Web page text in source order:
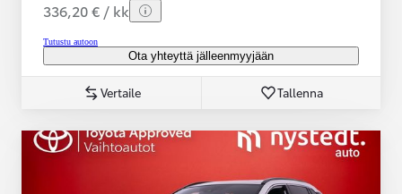
336,20 € / kk
Tutustu autoon
Ota yhteyttä jälleenmyyjään
Vertaile Tallenna